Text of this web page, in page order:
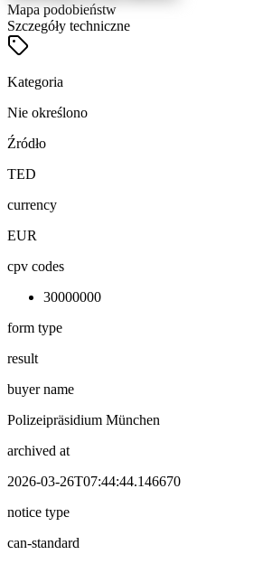
Mapa podobieństw
Szczegóły techniczne
Kategoria
Nie określono
Źródło
TED
currency
EUR
cpv codes
30000000
form type
result
buyer name
Polizeipräsidium München
archived at
2026-03-26T07:44:44.146670
notice type
can-standard